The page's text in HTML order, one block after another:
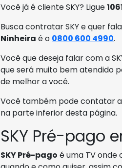
Você já é cliente SKY? Ligue
Busca contratar SKY e quer
Ninheira é o 0800 600 4990.
Você que deseja falar com a
que será muito bem atendido
de melhor a você.
Você também pode contatar
na parte inferior desta página.
SKY Pré-pago
SKY Pré-pago é uma TV onde